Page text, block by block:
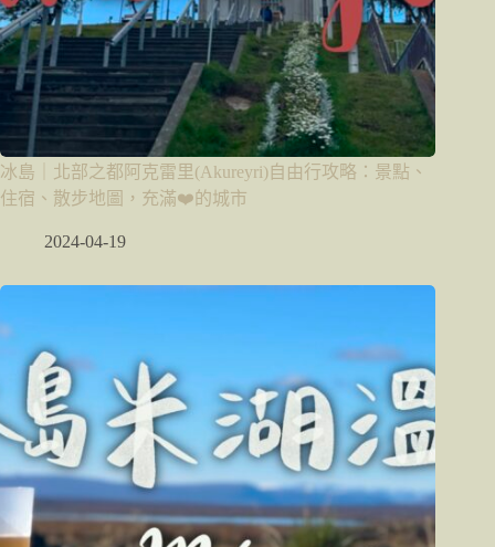
冰島｜北部之都阿克雷里(Akureyri)自由行攻略：景點、
住宿、散步地圖，充滿❤️的城市
2024-04-19